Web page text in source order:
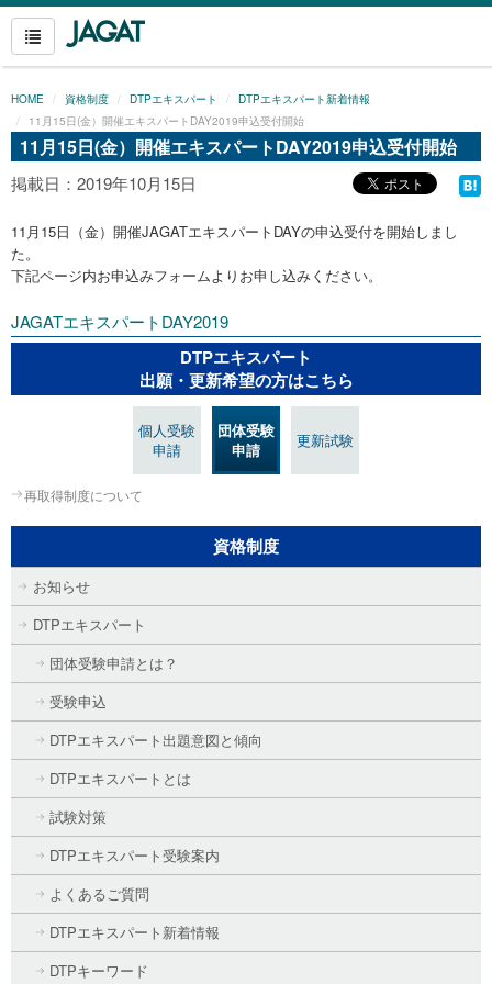
HOME 資格制度 DTPエキスパート
DTPエキスパート新着情報
11月15日(金）開催エキスパートDAY2019申込受付開始
11月15日(金）開催エキスパートDAY2019申込受付開始
掲載日：2019年10月15日
11月15日（金）開催JAGATエキスパートDAYの申込受付を開始しまし
た。
下記ページ内お申込みフォームよりお申し込みください。
JAGATエキスパートDAY2019
DTPエキスパート
出願・更新希望の方はこちら
個人受験
申請
団体受験
申請
更新試験
再取得制度について
資格制度
お知らせ
DTPエキスパート
団体受験申請とは？
受験申込
DTPエキスパート出題意図と傾向
DTPエキスパートとは
試験対策
DTPエキスパート受験案内
よくあるご質問
DTPエキスパート新着情報
DTPキーワード